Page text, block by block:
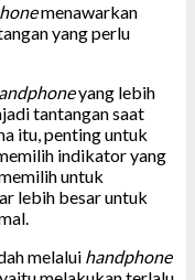
menawarkan
yang perlu
yang lebih
tantangan saat
itu, penting untuk
indikator yang
untuk
lebih besar untuk
melalui handphone